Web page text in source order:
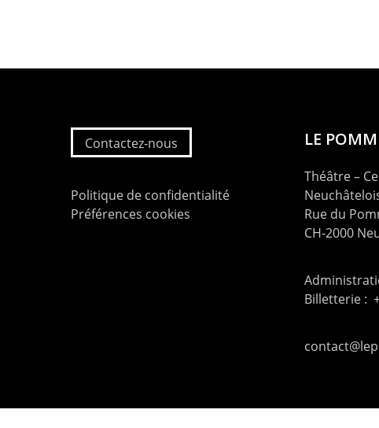
Contactez-nous
Politique de confidentialité
Préférences cookies
LE
Théâtre –
Rue du
CH-2000
Billetterie :